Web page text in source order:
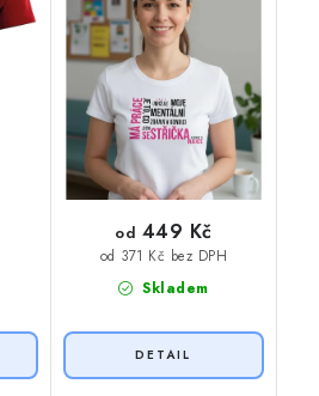
Skladem
od 371 Kč bez DPH
od 449 Kč